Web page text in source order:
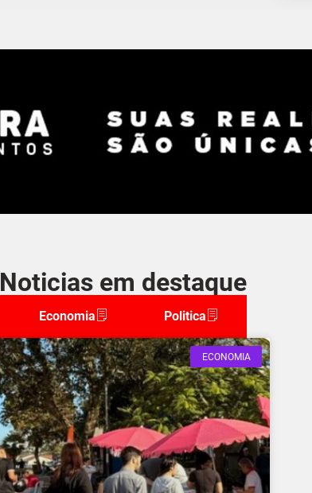
Noticias em destaque
Economia Politica
ECONOMIA